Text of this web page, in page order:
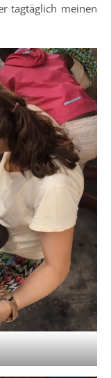
tagtäglich meinen